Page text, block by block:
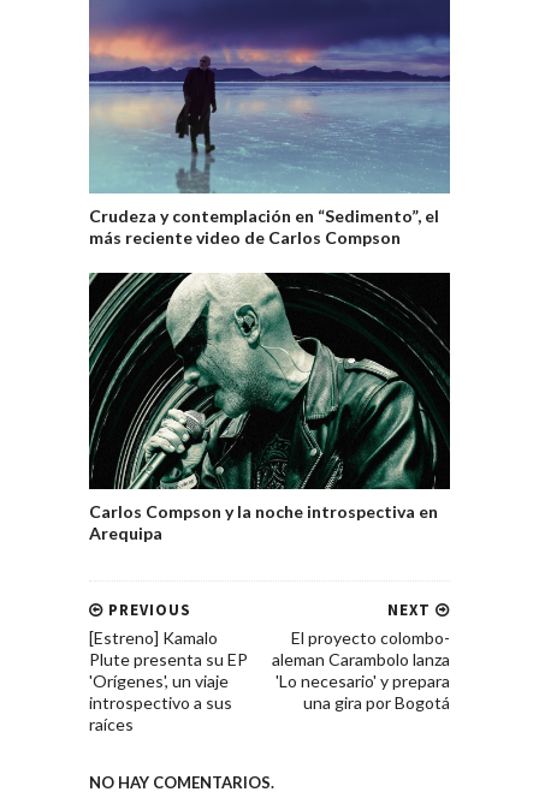
Crudeza y contemplación en “Sedimento”, el
más reciente video de Carlos Compson
Carlos Compson y la noche introspectiva en
Arequipa
NEXT
El proyecto colombo-
aleman Carambolo lanza
'Lo necesario' y prepara
una gira por Bogotá
PREVIOUS
[Estreno] Kamalo
Plute presenta su EP
'Orígenes', un viaje
introspectivo a sus
raíces
NO HAY COMENTARIOS.